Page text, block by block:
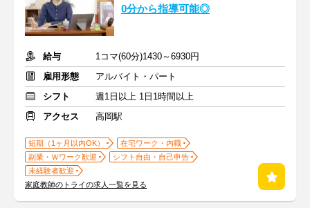
0分から指導可能◎
給与
1コマ(60分)1430～6930円
雇用形態
アルバイト・パート
シフト
週1日以上 1日1時間以上
アクセス
高岡駅
短期（1ヶ月以内OK）
在宅ワーク・内職
副業・Ｗワーク歓迎
シフト自由・自己申告
未経験者歓迎
家庭教師のトライの求人一覧を見る